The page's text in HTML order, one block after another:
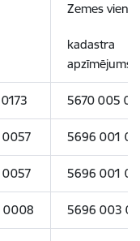
Zemes
kadastra
apzīmējums
5670 005
5696 001
5696 001
0008 5696 003